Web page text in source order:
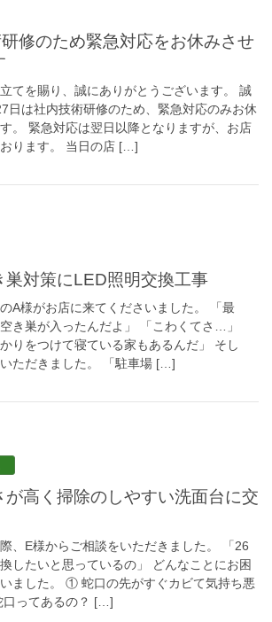
てを賜り、誠にありがとうございます。 誠
日は社内技術研修のため、緊急対応のみお休
。 緊急対応は翌日以降となりますが、お店
ります。 当日の店 […]
き巣対策にLED照明交換工事
A様がお店に来てくださいました。 「最
き巣が入ったんだよ」 「こわくてさ…」
りをつけて寝ている家もあるんだ」 そし
ただきました。 「駐車場 […]
、E様からご相談をいただきました。 「26
したいと思っているの」 どんなことにお困
ました。 ① 蛇口の先がすぐカビて気持ち悪
口ってあるの？ […]